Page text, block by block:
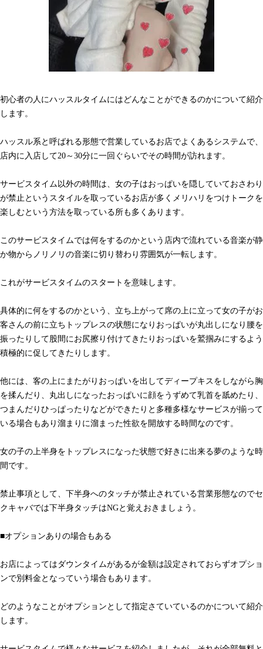
初心者の人にハッスルタイムにはどんなことができるのかについて紹介
します。
ハッスル系と呼ばれる形態で営業しているお店でよくあるシステムで、
店内に入店して20～30分に一回ぐらいでその時間が訪れます。
サービスタイム以外の時間は、女の子はおっぱいを隠していておさわり
が禁止というスタイルを取っているお店が多くメリハリをつけトークを
楽しむという方法を取っている所も多くあります。
このサービスタイムでは何をするのかという店内で流れている音楽が静
か物からノリノリの音楽に切り替わり雰囲気が一転します。
これがサービスタイムのスタートを意味します。
具体的に何をするのかという、立ち上がって席の上に立って女の子がお
客さんの前に立ちトップレスの状態になりおっぱいが丸出しになり腰を
振ったりして股間にお尻擦り付けてきたりおっぱいを鷲掴みにするよう
積極的に促してきたりします。
他には、客の上にまたがりおっぱいを出してディープキスをしながら胸
を揉んだり、丸出しになったおっぱいに顔をうずめて乳首を舐めたり、
つまんだりひっぱったりなどができたりと多種多様なサービスが揃って
いる場合もあり溜まりに溜まった性欲を開放する時間なのです。
女の子の上半身をトップレスになった状態で好きに出来る夢のような時
間です。
禁止事項として、下半身へのタッチが禁止されている営業形態なのでセ
クキャバでは下半身タッチはNGと覚えおきましょう。
■オプションありの場合もある
お店によってはダウンタイムがあるが金額は設定されておらずオプショ
ンで別料金となっていう場合もあります。
どのようなことがオプションとして指定さていているのかについて紹介
します。